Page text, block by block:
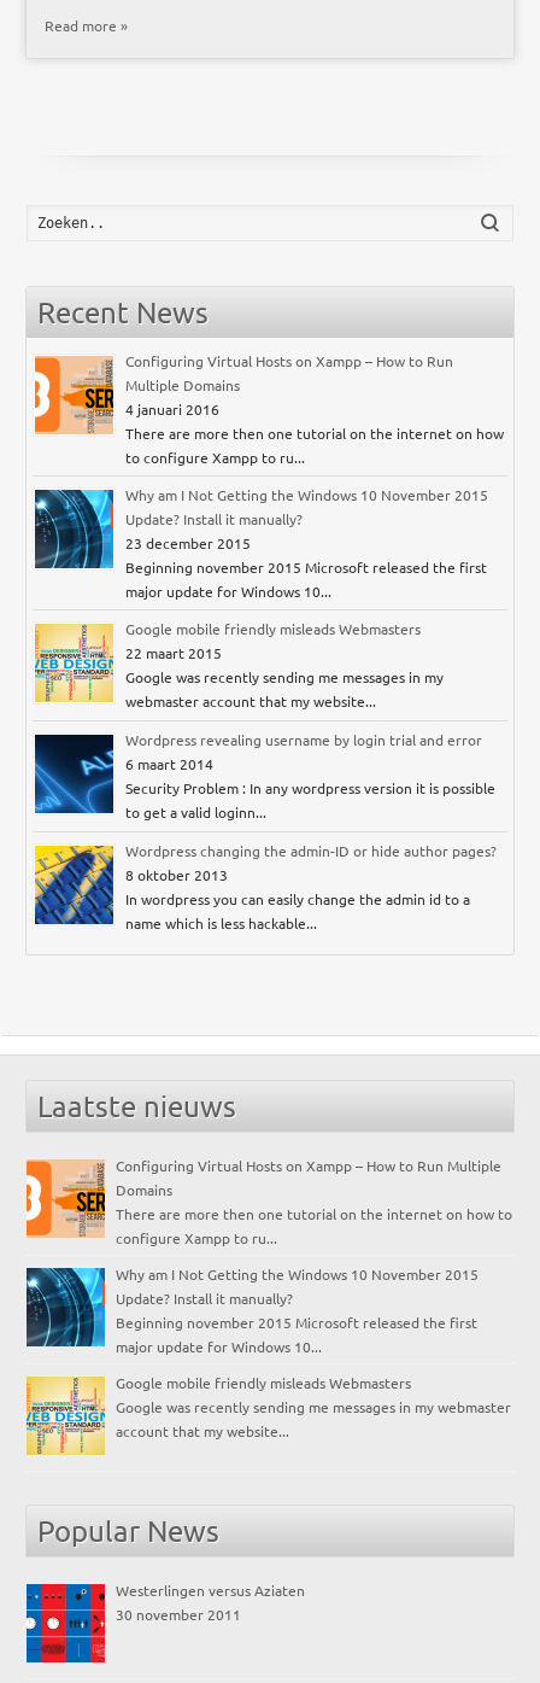
Read more »
Recent News
Configuring Virtual Hosts on Xampp – How to Run
Multiple Domains
4 januari 2016
There are more then one tutorial on the internet on how
to configure Xampp to ru...
Why am I Not Getting the Windows 10 November 2015
Update? Install it manually?
23 december 2015
Beginning november 2015 Microsoft released the first
major update for Windows 10...
Google mobile friendly misleads Webmasters
22 maart 2015
Google was recently sending me messages in my
webmaster account that my website...
Wordpress revealing username by login trial and error
6 maart 2014
Security Problem : In any wordpress version it is possible
to get a valid loginn...
Wordpress changing the admin-ID or hide author pages?
8 oktober 2013
In wordpress you can easily change the admin id to a
name which is less hackable...
Laatste nieuws
Configuring Virtual Hosts on Xampp – How to Run Multiple
Domains
There are more then one tutorial on the internet on how to
configure Xampp to ru...
Why am I Not Getting the Windows 10 November 2015
Update? Install it manually?
Beginning november 2015 Microsoft released the first
major update for Windows 10...
Google mobile friendly misleads Webmasters
Google was recently sending me messages in my webmaster
account that my website...
Popular News
Westerlingen versus Aziaten
30 november 2011